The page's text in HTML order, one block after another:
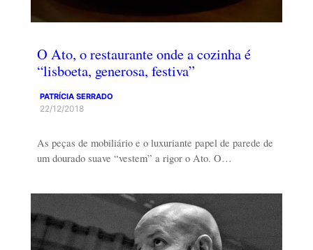
O Ato, o restaurante onde a cozinha é
“lisboeta, generosa, festiva”
PATRÍCIA SERRADO
22/12/2018
As peças de mobiliário e o luxuriante papel de parede de
um dourado suave “vestem” a rigor o Ato. O…